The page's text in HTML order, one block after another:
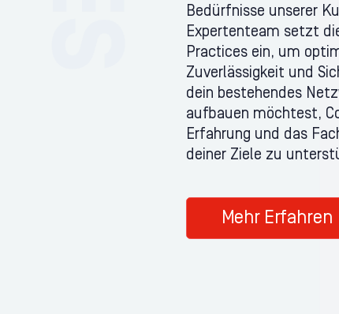
Bedürfnisse unserer
Expertenteam setzt
Practices ein, um
Zuverlässigkeit und
dein bestehendes
aufbauen möchtest,
Erfahrung und das
deiner Ziele zu
Mehr Erfahren